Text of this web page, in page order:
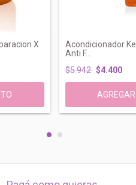
X
Acondicionador
Anti F...
$5.942 $4.400